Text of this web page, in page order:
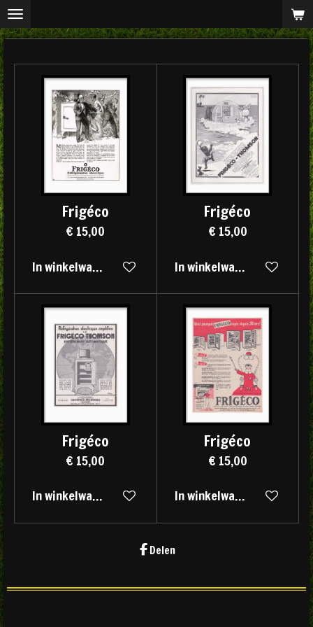
Ga
direct
hoofdinhoud
Frigéco
€ 15,00
In winkelwagen
Frigéco
€ 15,00
In winkelwagen
Frigéco
€ 15,00
In winkelwagen
Frigéco
€ 15,00
In winkelwagen
Delen